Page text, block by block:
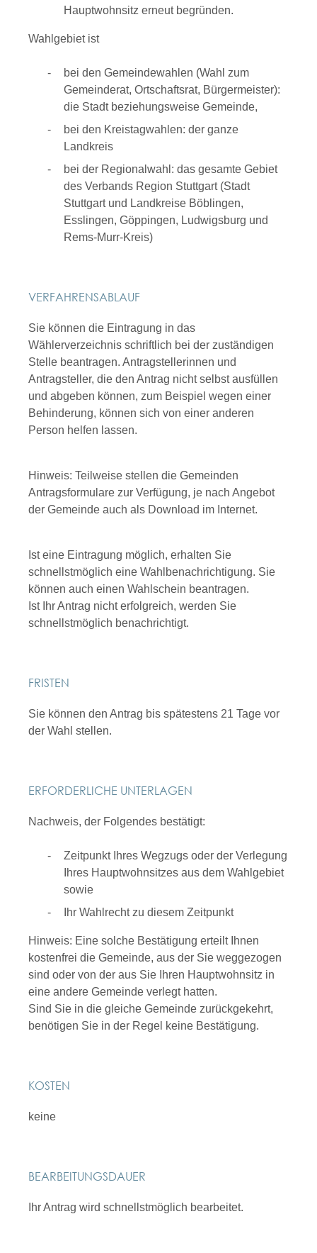
Hauptwohnsitz erneut begründen.
Wahlgebiet ist
bei den Gemeindewahlen (Wahl zum
Gemeinderat, Ortschaftsrat, Bürgermeister):
die Stadt beziehungsweise Gemeinde,
bei den Kreistagwahlen: der ganze
Landkreis
bei der Regionalwahl: das gesamte Gebiet
des Verbands Region Stuttgart (Stadt
Stuttgart und Landkreise Böblingen,
Esslingen, Göppingen, Ludwigsburg und
Rems-Murr-Kreis)
VERFAHRENSABLAUF
Sie können die Eintragung in das
Wählerverzeichnis schriftlich bei der zuständigen
Stelle beantragen. Antragstellerinnen und
Antragsteller, die den Antrag nicht selbst ausfüllen
und abgeben können, zum Beispiel wegen einer
Behinderung, können sich von einer anderen
Person helfen lassen.
Hinweis: Teilweise stellen die Gemeinden
Antragsformulare zur Verfügung, je nach Angebot
der Gemeinde auch als Download im Internet.
Ist eine Eintragung möglich, erhalten Sie
schnellstmöglich eine Wahlbenachrichtigung. Sie
können auch einen Wahlschein beantragen.
Ist Ihr Antrag nicht erfolgreich, werden Sie
schnellstmöglich benachrichtigt.
FRISTEN
Sie können den Antrag bis spätestens 21 Tage vor
der Wahl stellen.
ERFORDERLICHE UNTERLAGEN
Nachweis, der Folgendes bestätigt:
Zeitpunkt Ihres Wegzugs oder der Verlegung
Ihres Hauptwohnsitzes aus dem Wahlgebiet
sowie
Ihr Wahlrecht zu diesem Zeitpunkt
Hinweis: Eine solche Bestätigung erteilt Ihnen
kostenfrei die Gemeinde, aus der Sie weggezogen
sind oder von der aus Sie Ihren Hauptwohnsitz in
eine andere Gemeinde verlegt hatten.
Sind Sie in die gleiche Gemeinde zurückgekehrt,
benötigen Sie in der Regel keine Bestätigung.
KOSTEN
keine
BEARBEITUNGSDAUER
Ihr Antrag wird schnellstmöglich bearbeitet.